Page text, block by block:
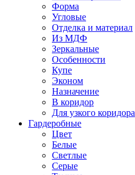
Форма
Угловые
Отделка и материал
Из МДФ
Зеркальные
Особенности
Купе
Эконом
Назначение
В коридор
Для узкого коридора
Гардеробные
Цвет
Белые
Светлые
Серые